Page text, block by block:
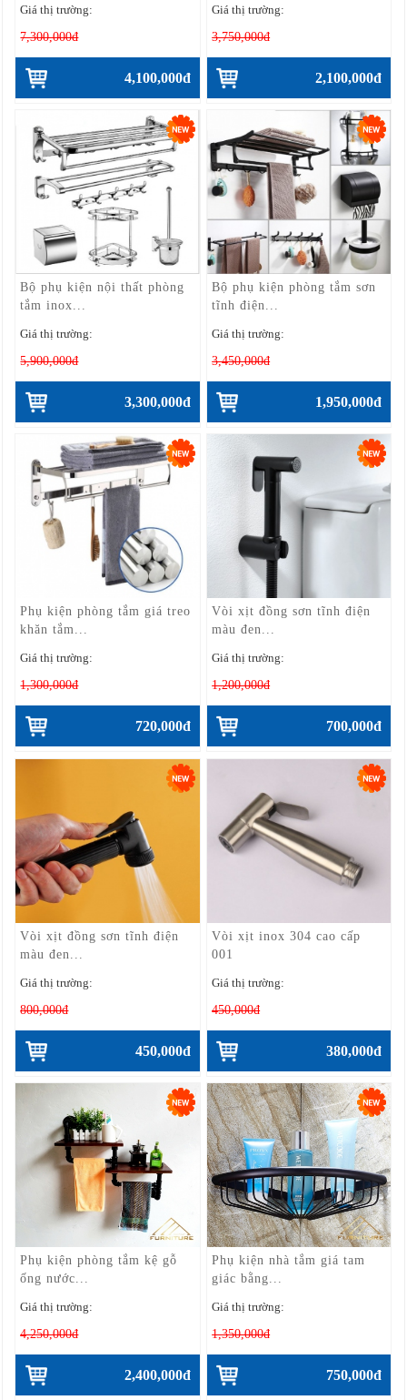
Giá thị trường:
7,300,000đ
4,100,000đ
Giá thị trường:
3,750,000đ
2,100,000đ
Bộ phụ kiện nội thất phòng
tắm inox...
Giá thị trường:
5,900,000đ
3,300,000đ
Bộ phụ kiện phòng tắm sơn
tĩnh điện...
Giá thị trường:
3,450,000đ
1,950,000đ
Phụ kiện phòng tắm giá treo
khăn tắm...
Giá thị trường:
1,300,000đ
720,000đ
Vòi xịt đồng sơn tĩnh điện
màu đen...
Giá thị trường:
1,200,000đ
700,000đ
Vòi xịt đồng sơn tĩnh điện
màu đen...
Giá thị trường:
800,000đ
450,000đ
Vòi xịt inox 304 cao cấp
001
Giá thị trường:
450,000đ
380,000đ
Phụ kiện phòng tắm kệ gỗ
ống nước...
Giá thị trường:
4,250,000đ
2,400,000đ
Phụ kiện nhà tắm giá tam
giác bằng...
Giá thị trường:
1,350,000đ
750,000đ